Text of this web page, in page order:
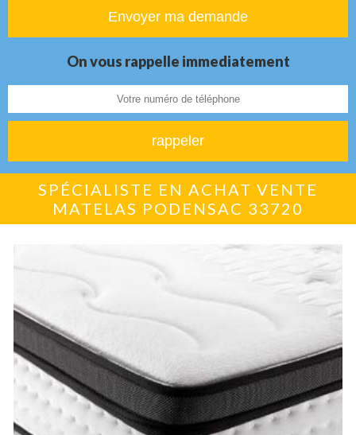
On vous rappelle immediatement
SPÉCIALISTE EN ACHAT VENTE
MATELAS PODENSAC 33720